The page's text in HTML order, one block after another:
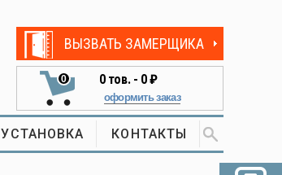
ВЫЗВАТЬ ЗАМЕРЩИКА
0 0тов. - 0 ₽
оформить заказ
УСТАНОВКА КОНТАКТЫ